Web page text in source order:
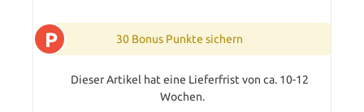
P 30 Bonus Punkte sichern
Dieser Artikel hat eine Lieferfrist von ca. 10-12
Wochen.